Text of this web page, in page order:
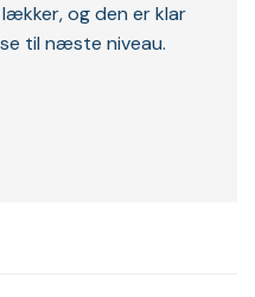
og den er klar
til næste niveau.